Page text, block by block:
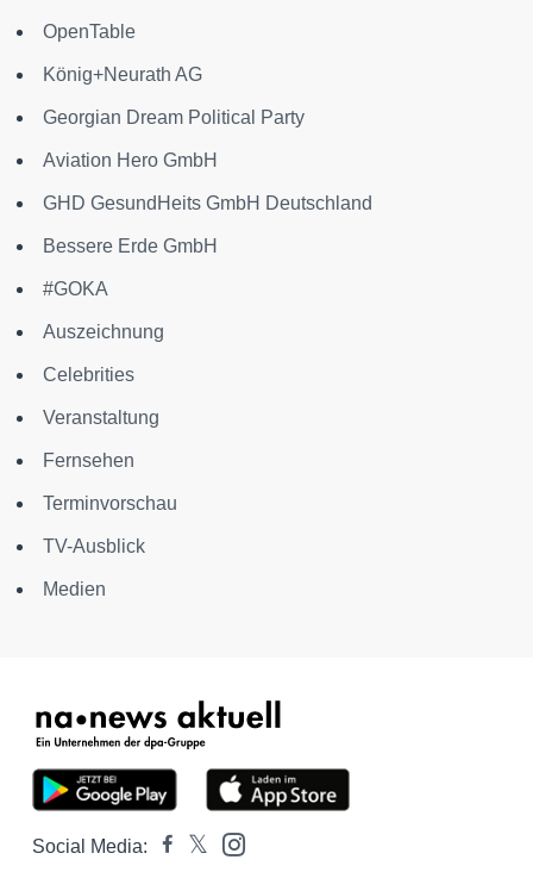
OpenTable
König+Neurath AG
Georgian Dream Political Party
Aviation Hero GmbH
GHD GesundHeits GmbH Deutschland
Bessere Erde GmbH
#GOKA
Auszeichnung
Celebrities
Veranstaltung
Fernsehen
Terminvorschau
TV-Ausblick
Medien
Social Media: